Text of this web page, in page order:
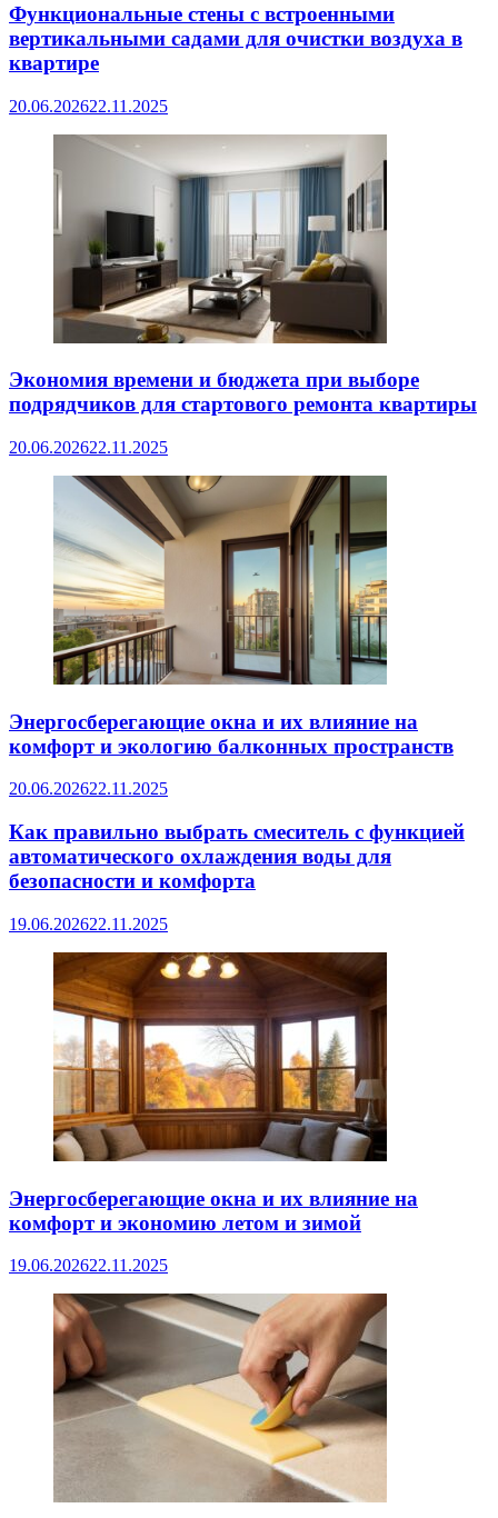
Функциональные стены с встроенными
вертикальными садами для очистки воздуха в
квартире
20.06.202622.11.2025
Экономия времени и бюджета при выборе
подрядчиков для стартового ремонта квартиры
20.06.202622.11.2025
Энергосберегающие окна и их влияние на
комфорт и экологию балконных пространств
20.06.202622.11.2025
Как правильно выбрать смеситель с функцией
автоматического охлаждения воды для
безопасности и комфорта
19.06.202622.11.2025
Энергосберегающие окна и их влияние на
комфорт и экономию летом и зимой
19.06.202622.11.2025